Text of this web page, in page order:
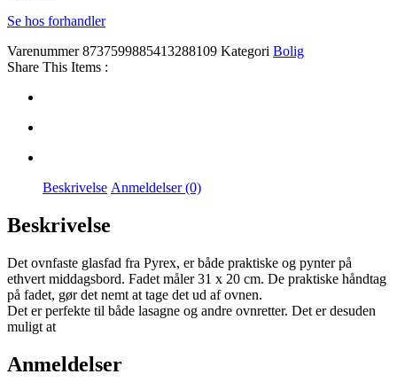
Se hos forhandler
Varenummer8737599885413288109 Kategori Bolig
Share This Items :
Beskrivelse Anmeldelser (0)
Beskrivelse
Det ovnfaste glasfad fra Pyrex, er både praktiske og pynter på
ethvert middagsbord. Fadet måler 31 x 20 cm. De praktiske håndtag
på fadet, gør det nemt at tage det ud af ovnen.
Det er perfekte til både lasagne og andre ovnretter. Det er desuden
muligt at
Anmeldelser